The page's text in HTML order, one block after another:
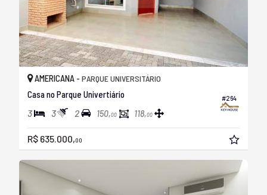
#264
AMERICANA - PARQUE UNIVERSITÁRIO
Casa no Parque Univertiário
3 3 2 150,00 118,00
R$ 635.000,00